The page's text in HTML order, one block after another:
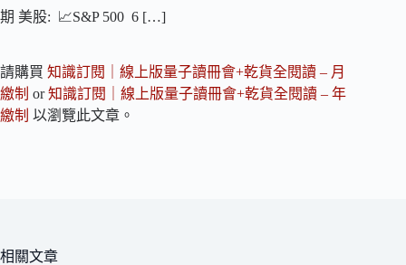
期 美股: 📈S&P 500 6 […]
請購買 知識訂閱｜線上版量子讀冊會+乾貨全閱讀 – 月
繳制 or知識訂閱｜線上版量子讀冊會+乾貨全閱讀 – 年
繳制 以瀏覽此文章。
相關文章